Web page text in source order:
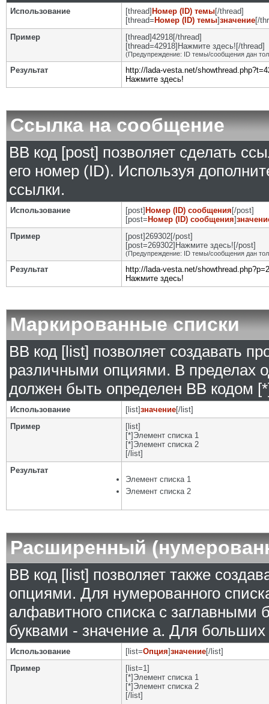
Использование [thread] Номер (ID) темы[/thread]
[thread= Номер (ID) темы]значение[/
Пример
[thread]42918[/thread]
[thread=42918]Нажмите здесь![/thread]
(Предупреждение: ID темы/сообщения дан
Результат
http://lada-vesta.net/
Нажмите здесь!
Ссылка на сообщение
BB код [post] позволяет сделать
его номер (ID). Используя
ссылки.
Использование [post] Номер (ID) сообщения [/post]
[post= Номер (ID) сообщения]
Пример
[post]269302[/post]
[post=269302]Нажмите здесь![/post]
(Предупреждение: ID темы/сообщения дан
Результат
http://lada-vesta.net/
Нажмите здесь!
Маркированные списки
BB код [list] позволяет создавать
различными опциями. В пределах
должен быть определен BB кодом
Использование [list]значение[/list]
Пример
[list]
[*]Элемент списка 1
[*]Элемент списка 2
[/list]
Результат
Элемент списка 1
Элемент списка 2
Расширенный
BB код [list] позволяет также
опциями. Для нумерованного
алфавитного списка с
буквами - значение а. Для
Использование [list=Опция]значение[/list]
Пример
[list=1]
[*]Элемент списка 1
[*]Элемент списка 2
[/list]